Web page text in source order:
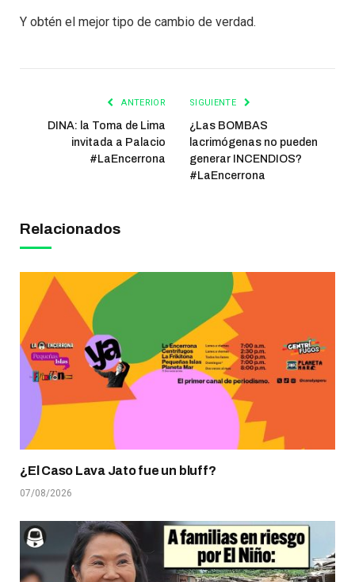
Y obtén el mejor tipo de cambio de verdad.
ANTERIOR
DINA: la Toma de Lima
invitada a Palacio
#LaEncerrona
SIGUIENTE
¿Las BOMBAS
lacrimógenas no pueden
generar INCENDIOS?
#LaEncerrona
Relacionados
¿El Caso Lava Jato fue un bluff?
07/08/2026